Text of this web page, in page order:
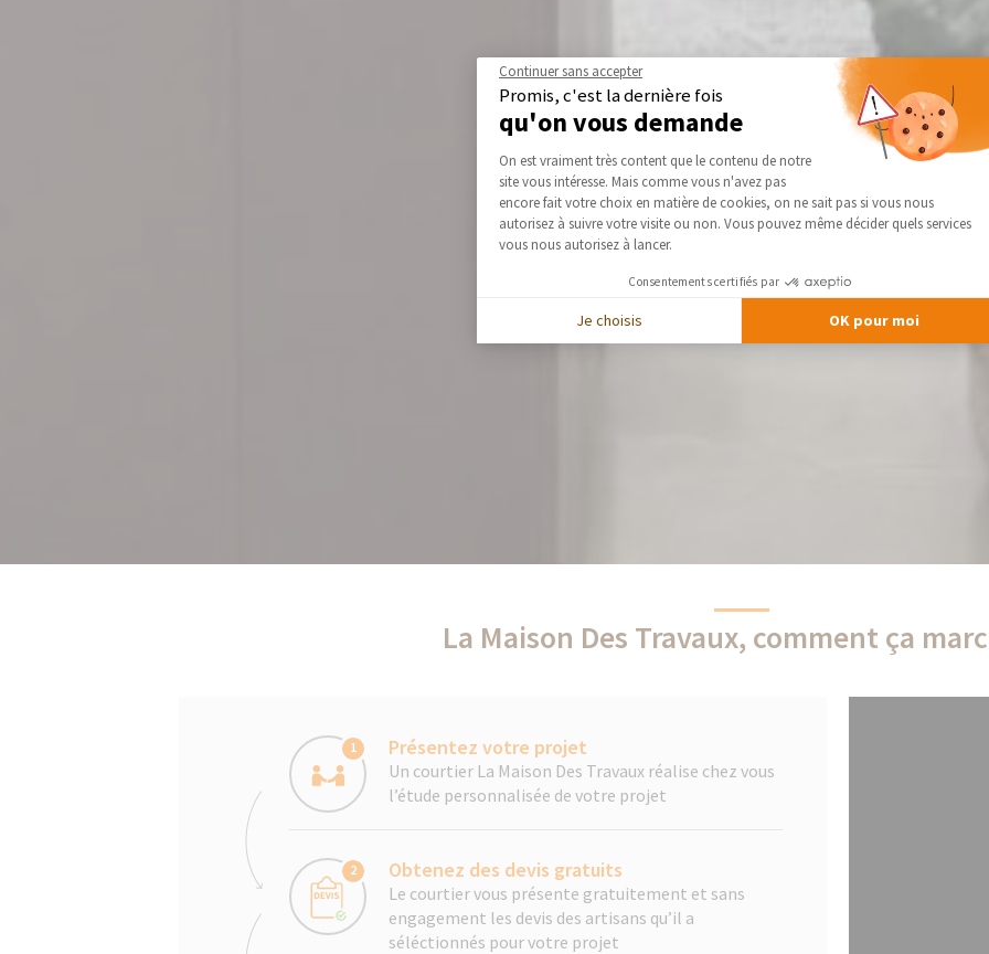
La Maison Des Travaux, comment ça
1 Présentez votre projet
Un courtier La Maison Des Travaux réalise chez vous
l’étude personnalisée de votre projet
2 Obtenez des devis gratuits
Le courtier vous présente gratuitement et sans
engagement les devis des artisans qu’il a
séléctionnés pour votre projet
Continuer sans accepter
Promis, c'est la dernière fois
qu'on vous demande
Plateforme de Gestion du Consentement
On est vraiment très content que le contenu de notre
site vous intéresse. Mais comme vous n'avez pas
encore fait votre choix en matière de cookies, on ne sait pas si vous nous
autorisez à suivre votre visite ou non. Vous pouvez même décider quels services
vous nous autorisez à lancer.
Consentements certifiés par
Je choisis OK pour moi
Axeptio consent